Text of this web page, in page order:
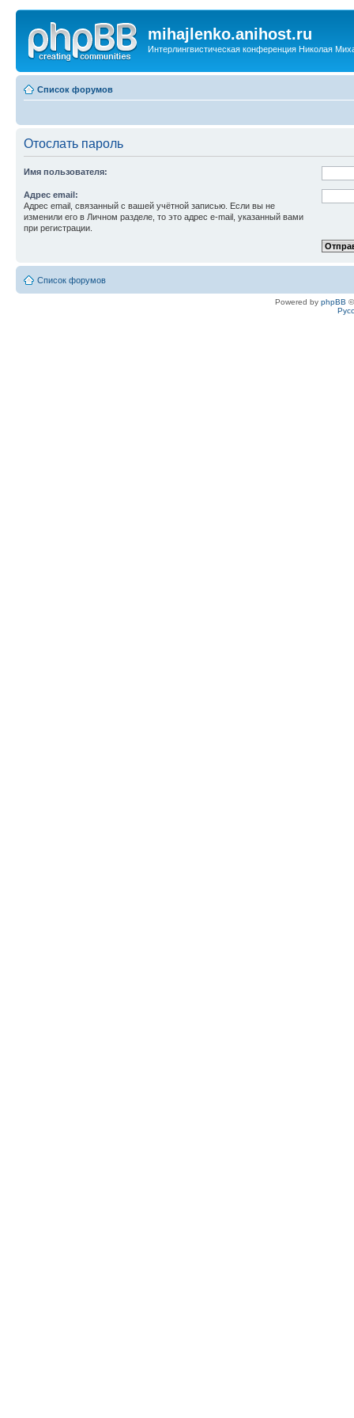
mihajlenko.anihost.ru
Интерлингвистическая конференция Николая
Список форумов
Отослать пароль
Имя пользователя:
Адрес email:
Адрес email, связанный с вашей учётной записью. Если вы не
изменили его в Личном разделе, то это адрес e-mail, указанный вами
при регистрации.
Список форумов
Powered by phpBB